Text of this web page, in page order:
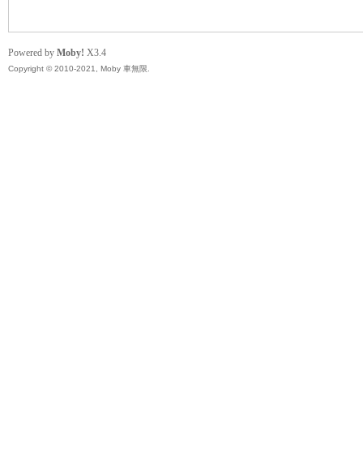
Powered by Moby! X3.4
Copyright © 2010-2021, Moby 車無限.